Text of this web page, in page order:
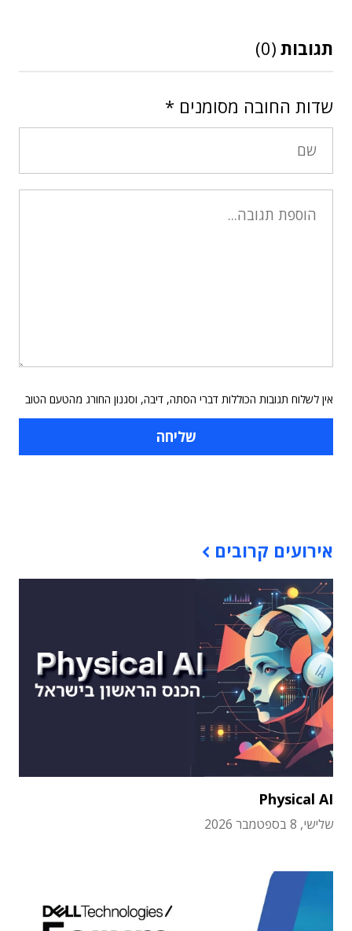
תגובות (0)
שדות החובה מסומנים *
אין לשלוח תגובות הכוללות דברי הסתה, דיבה, וסגנון החורג מהטעם הטוב
אירועים קרובים
Physical AI
שלישי, 8 בספטמבר 2026